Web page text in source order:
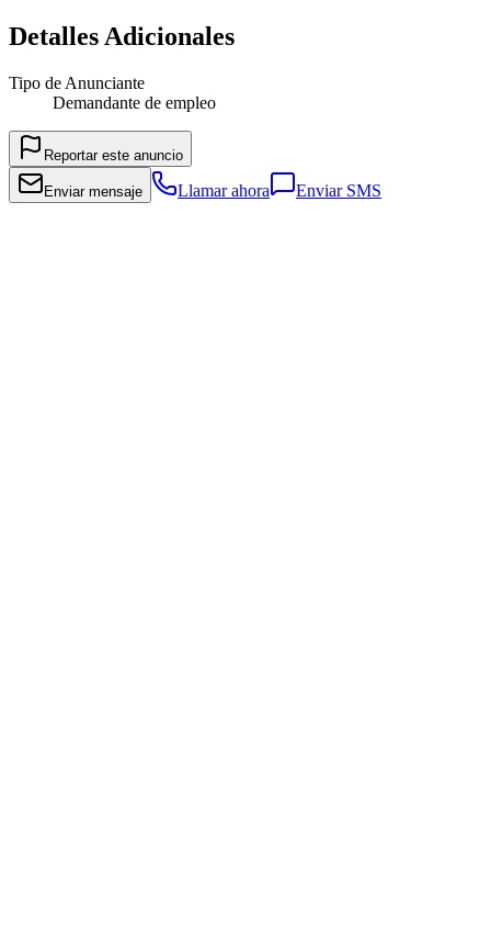
Detalles Adicionales
Tipo de Anunciante
Demandante de empleo
Reportar este anuncio
Enviar mensaje Llamar ahora Enviar SMS